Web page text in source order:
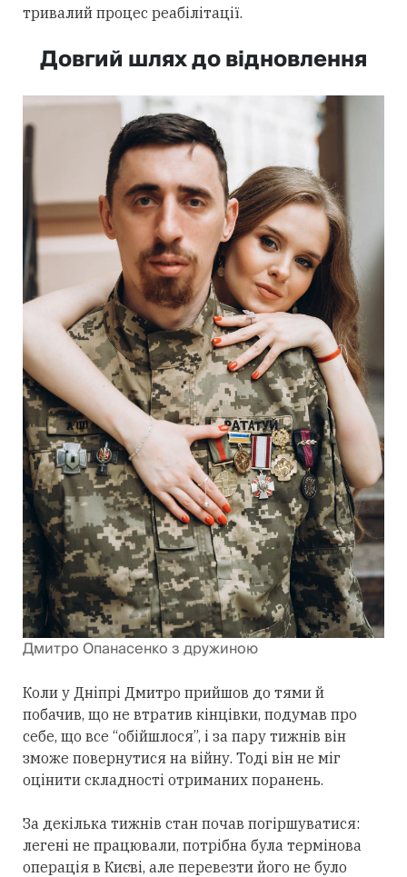
тривалий процес реабілітації.
Довгий шлях до відновлення
Дмитро Опанасенко з дружиною
Коли у Дніпрі Дмитро прийшов до тями й
побачив, що не втратив кінцівки, подумав про
себе, що все “обійшлося”, і за пару тижнів він
зможе повернутися на війну. Тоді він не міг
оцінити складності отриманих поранень.
За декілька тижнів стан почав погіршуватися:
легені не працювали, потрібна була термінова
операція в Києві, але перевезти його не було